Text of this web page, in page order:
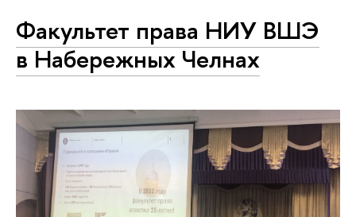
Факультет права НИУ ВШЭ
в Набережных Челнах